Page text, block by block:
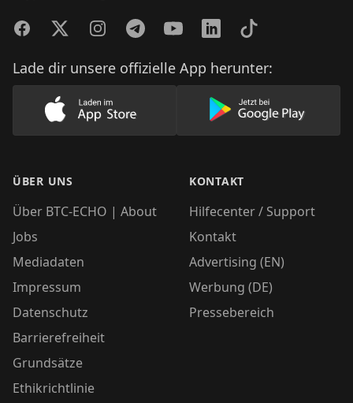
FacebookTwitterInstagramTelegramYouTubeLinkedInTikTok
Lade dir unsere offizielle App herunter:
Lade unsere App im AppStore herunter
Lade unsere
ÜBER UNS
Über BTC-ECHO | About
Jobs
Mediadaten
Impressum
Datenschutz
Barrierefreiheit
Grundsätze
Ethikrichtlinie
KONTAKT
Hilfecenter / Support
Kontakt
Advertising (EN)
Werbung (DE)
Pressebereich